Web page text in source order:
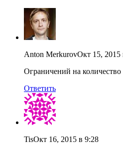
Anton MerkurovОкт 15, 2015
Ограничений на количество
Ответить
TisОкт 16, 2015 в 9:28